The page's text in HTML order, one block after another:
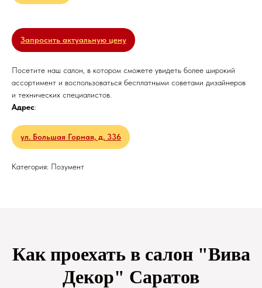
Запросить актуальную цену
Посетите наш салон, в котором сможете увидеть более широкий
ассортимент и воспользоваться бесплатными советами дизайнеров
и технических специалистов.
Адрес:
ул. Большая Горная, д. 336
Категория: Позумент
Как проехать в салон "Вива
Декор" Саратов